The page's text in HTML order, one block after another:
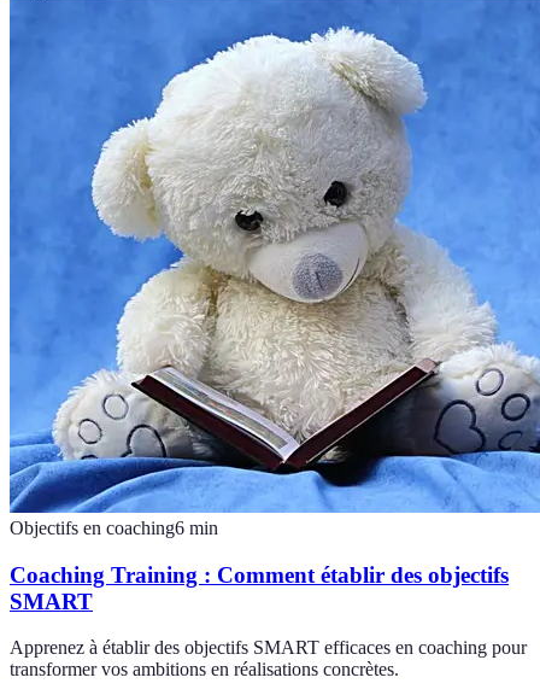
Objectifs en coaching6 min
Coaching Training : Comment établir des objectifs
SMART
Apprenez à établir des objectifs SMART efficaces en coaching pour
transformer vos ambitions en réalisations concrètes.